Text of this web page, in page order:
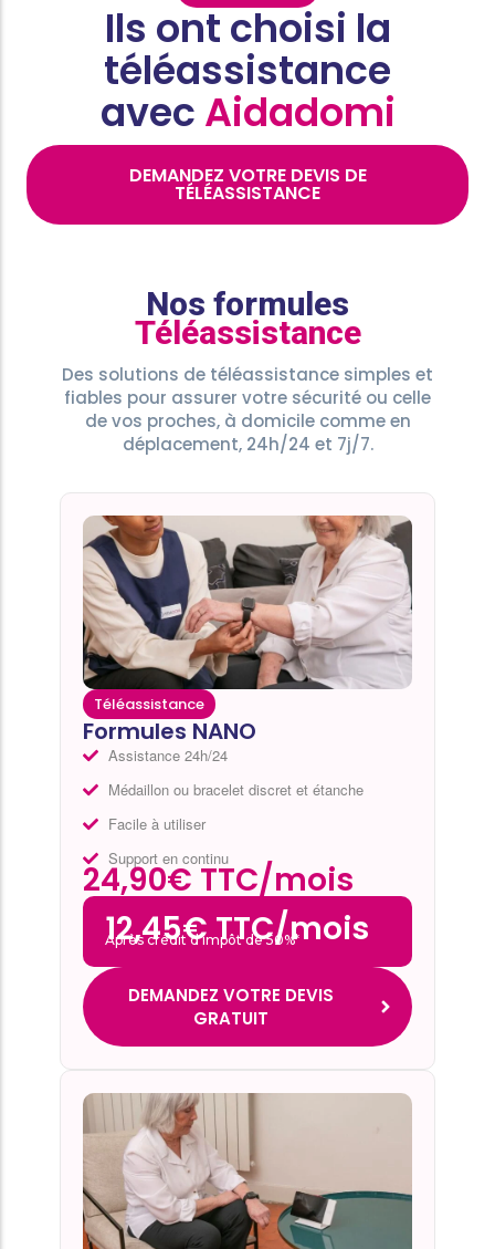
Ils ont choisi la
téléassistance
avec Aidadomi
DEMANDEZ VOTRE DEVIS DE
TÉLÉASSISTANCE
Nos formules
Téléassistance
Des solutions de téléassistance simples et
fiables pour assurer votre sécurité ou celle
de vos proches, à domicile comme en
déplacement, 24h/24 et 7j/7.
Téléassistance
Formules NANO
Assistance 24h/24
Médaillon ou bracelet discret et étanche
Facile à utiliser
Support en continu
24,90€ TTC/mois
12,45€ TTC/mois
Après crédit d’impôt de 50%*
DEMANDEZ VOTRE DEVIS
GRATUIT